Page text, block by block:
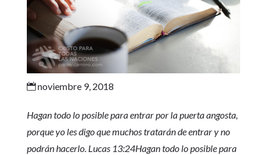
noviembre 9, 2018
Hagan todo lo posible para entrar por la puerta angosta,
porque yo les digo que muchos tratarán de entrar y no
podrán hacerlo. Lucas 13:24Hagan todo lo posible para